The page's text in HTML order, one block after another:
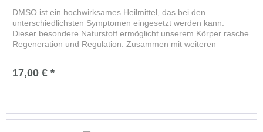
DMSO ist ein hochwirksames Heilmittel, das bei den
unterschiedlichsten Symptomen eingesetzt werden kann.
Dieser besondere Naturstoff ermöglicht unserem Körper rasche
Regeneration und Regulation. Zusammen mit weiteren
17,00 € *